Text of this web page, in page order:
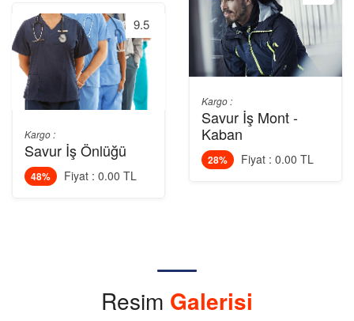
9.5
Kargo :
Savur İş Önlüğü
48% Fiyat : 0.00 TL
Kargo :
Savur İş Mont -
Kaban
28% Fiyat : 0.00 TL
Resim Galerisi